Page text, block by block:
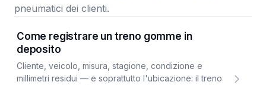
pneumatici dei clienti.
Come registrare un treno gomme in
deposito
Cliente, veicolo, misura, stagione, condizione e
millimetri residui — e soprattutto l'ubicazione: il treno